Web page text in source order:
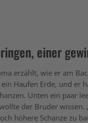
einer
erzählt, wie er am
ein Haufen Erde, und er
Unten ein paar
wollte der Bruder
höhere Schanze zu